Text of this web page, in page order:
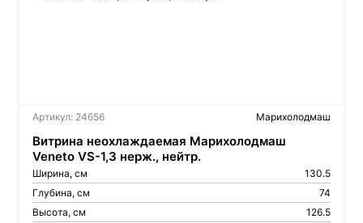
Артикул: 24656 Марихолодмаш
Витрина неохлаждаемая Марихолодмаш
Veneto VS-1,3 нерж., нейтр.
Ширина, см
130.5
Глубина, см
74
Высота, см
126.5